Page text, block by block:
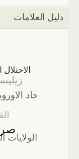
دليل العلامات